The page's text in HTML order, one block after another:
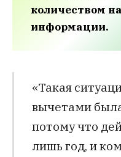
количеством
информации.
«Такая
вычетами
потому что
лишь год, и